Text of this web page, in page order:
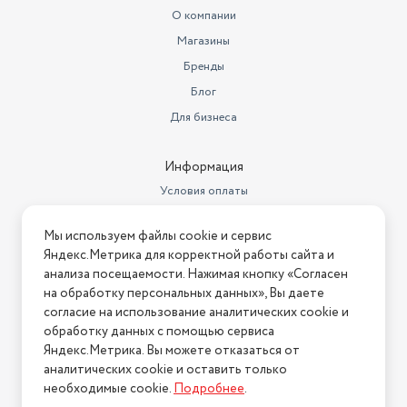
0.64
Ширина товара в упаковке, в
0.58
0.96
356.352
Материал покрытия панели
эмаль
Управление
механическое, переключатели:
поворотные
Вертел
откидная
Духовка
52 л
Варочная панель
газовая
Объем духовки
50 л
О компании
Магазины
Бренды
Блог
Для бизнеса
Информация
Условия оплаты
Условия возврата
Нашли ошибку на сайте? Напишите нам
2026 © Интернет-магазин "АстМаркет". У нас есть всё!
Политика конфиденциальности
Мы используем файлы cookie и сервис
Яндекс.Метрика для корректной работы сайта и
анализа посещаемости. Нажимая кнопку «Согласен
на обработку персональных данных», Вы даете
согласие на использование аналитических cookie и
обработку данных с помощью сервиса
Яндекс.Метрика. Вы можете отказаться от
аналитических cookie и оставить только
необходимые cookie.Подробнее.